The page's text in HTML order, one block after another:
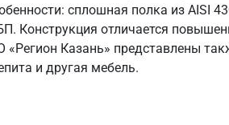
сплошная полка из AISI
Конструкция отличается
Казань» представлены
и другая мебель.